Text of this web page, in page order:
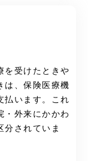
を受けたときや
は、保険医療機
払います。これ
・外来にかかわ
分されていま